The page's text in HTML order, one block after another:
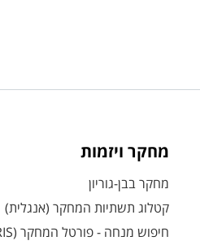
מחקר ויזמות
מחקר בבן-גוריון
קטלוג תשתיות המחקר (אנגלית)
חיפוש מנחה - פורטל המחקר (CRIS)